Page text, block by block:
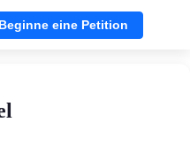
Beginne eine Petition